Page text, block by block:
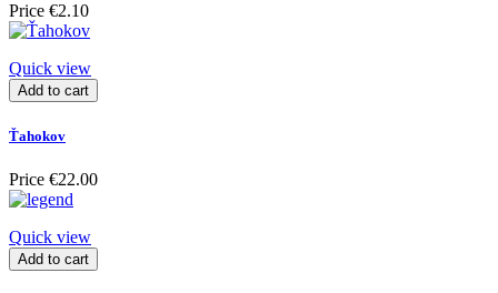
Price €2.10
Quick view
Add to cart
Ťahokov
Price €22.00
Quick view
Add to cart